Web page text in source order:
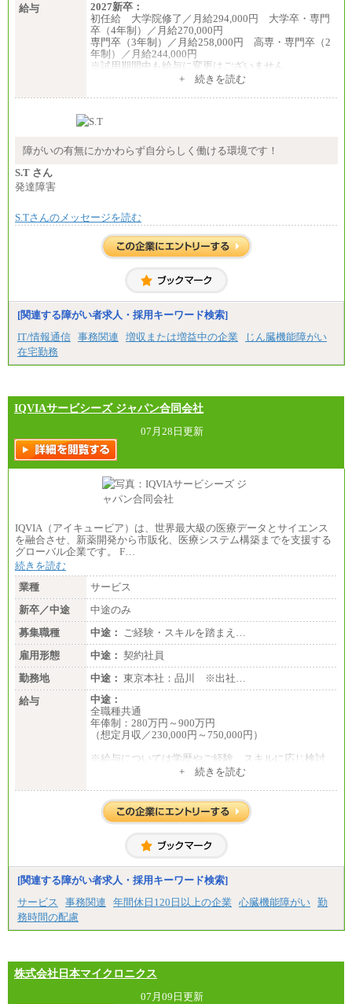
給与
2027新卒：
初任給 大学院修了／月給294,000円 大学卒・専門
卒（4年制）／月給270,000円
専門卒（3年制）／月給258,000円 高専・専門卒（2
年制）／月給244,000円
※試用期間中も給与に変更はございません
②事務職 月給275,000円以上
※経験・スキルを考慮の上、当社規程により決定い
※試用期間中も給与に変更はございません。
+ 続きを読む
障がいの有無にかかわらず自分らしく働ける環境です！
S.T さん
発達障害
S.Tさんのメッセージを読む
[関連する障がい者求人・採用キーワード検索]
IT/情報通信 事務関連 増収または増益中の企業
じん臓機能障がい
在宅勤務
IQVIAサービシーズ ジャパン合同会社
07月28日更新
IQVIA（アイキュービア）は、世界最大級の医療データとサイエンス
を融合させ、新薬開発から市販化、医療システム構築までを支援する
グローバル企業です。 F…
続きを読む
業種
サービス
新卒／中途
中途のみ
募集職種
中途： ご経験・スキルを踏まえ…
雇用形態
中途： 契約社員
勤務地
中途： 東京本社：品川 ※出社…
給与
中途：
全職種共通
年俸制：280万円～900万円
（想定月収／230,000円～750,000円）
※給与については学歴やご経験、スキルに応じ検討
可能性もございます。
※上記年収に加え、会社業績連動によるインセンテ
ィブが年に一回支払われることがあります。
+ 続きを読む
[関連する障がい者求人・採用キーワード検索]
サービス
事務関連 年間休日120日以上の企業 心臓機能障がい 勤
務時間の配慮
株式会社日本マイクロニクス
07月09日更新